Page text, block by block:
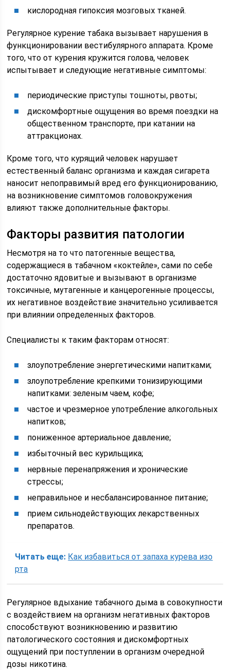
кислородная гипоксия мозговых тканей.
Регулярное курение табака вызывает нарушения в
функционировании вестибулярного аппарата. Кроме
того, что от курения кружится голова, человек
испытывает и следующие негативные симптомы:
периодические приступы тошноты, рвоты;
дискомфортные ощущения во время поездки на
общественном транспорте, при катании на
аттракционах.
Кроме того, что курящий человек нарушает
естественный баланс организма и каждая сигарета
наносит непоправимый вред его функционированию,
на возникновение симптомов головокружения
влияют также дополнительные факторы.
Факторы развития патологии
Несмотря на то что патогенные вещества,
содержащиеся в табачном «коктейле», сами по себе
достаточно ядовитые и вызывают в организме
токсичные, мутагенные и канцерогенные процессы,
их негативное воздействие значительно усиливается
при влиянии определенных факторов.
Специалисты к таким факторам относят:
злоупотребление энергетическими напитками;
злоупотребление крепкими тонизирующими
напитками: зеленым чаем, кофе;
частое и чрезмерное употребление алкогольных
напитков;
пониженное артериальное давление;
избыточный вес курильщика;
нервные перенапряжения и хронические
стрессы;
неправильное и несбалансированное питание;
прием сильнодействующих лекарственных
препаратов.
Читать еще: Как избавиться от запаха курева изо
рта
Регулярное вдыхание табачного дыма в совокупности
с воздействием на организм негативных факторов
способствуют возникновению и развитию
патологического состояния и дискомфортных
ощущений при поступлении в организм очередной
дозы никотина.